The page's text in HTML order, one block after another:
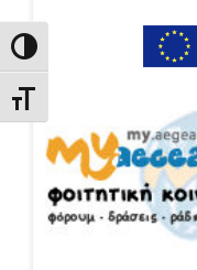
Εναλλαγή Υψηλής Αντίθεσης
Εναλλαγή Μεγέθους Γραμμάτων